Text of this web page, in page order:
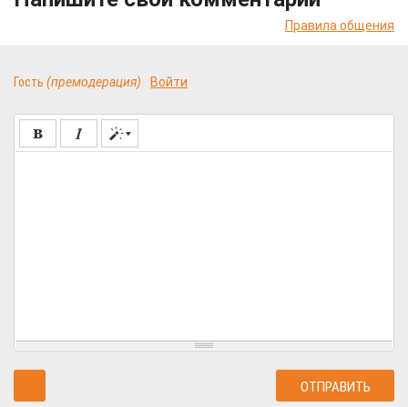
Правила общения
Гость (премодерация) Войти